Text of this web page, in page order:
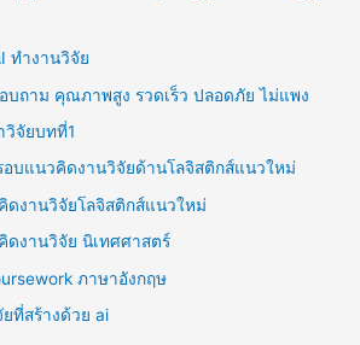
ทำงานวิจัย
บถาม คุณภาพสูง รวดเร็ว ปลอดภัย ไม่แพง
วิจัยบทที่1
อบแนวคิดงานวิจัยด้านโลจิสติกส์แนวใหม่
ดงานวิจัยโลจิสติกส์แนวใหม่
ดงานวิจัย นิเทศศาสตร์
ภาษาอังกฤษ
ที่สร้างด้วย ai